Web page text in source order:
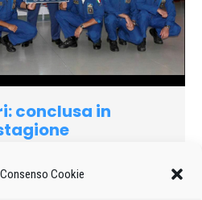
Cookie
conclusa in
del 2012
2020 Lascia un commento